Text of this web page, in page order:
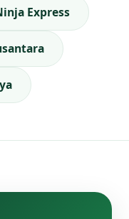
Express